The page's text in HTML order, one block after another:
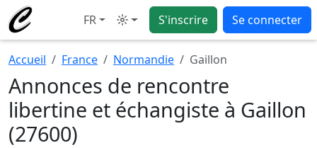
FR Mode S'inscrire Se connecter
Accueil France Normandie Gaillon
Annonces de rencontre
libertine et échangiste à Gaillon
(27600)